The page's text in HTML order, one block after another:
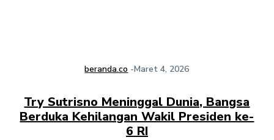
beranda.co -Maret 4, 2026
Try Sutrisno Meninggal Dunia, Bangsa
Berduka Kehilangan Wakil Presiden ke-
6 RI